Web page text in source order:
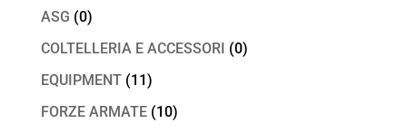
ASG (0)
COLTELLERIA E ACCESSORI (0)
EQUIPMENT (11)
FORZE ARMATE (10)